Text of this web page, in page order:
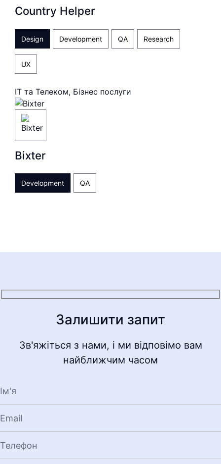
Country Helper
Design Development QA Research
UX
ІТ та Телеком, Бізнес послуги
Bixter
Development QA
Залишити запит
Зв'яжіться з нами, і ми відповімо вам
найближчим часом